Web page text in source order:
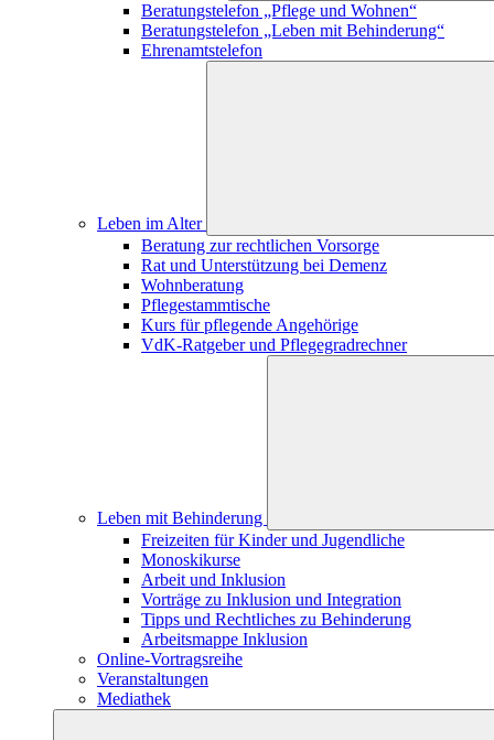
Beratungstelefon „Pflege und Wohnen“
Beratungstelefon „Leben mit Behinderung“
Ehrenamtstelefon
Leben im Alter
Beratung zur rechtlichen Vorsorge
Rat und Unterstützung bei Demenz
Wohnberatung
Pflegestammtische
Kurs für pflegende Angehörige
VdK-Ratgeber und Pflegegradrechner
Leben mit Behinderung
Freizeiten für Kinder und Jugendliche
Monoskikurse
Arbeit und Inklusion
Vorträge zu Inklusion und Integration
Tipps und Rechtliches zu Behinderung
Arbeitsmappe Inklusion
Online-Vortragsreihe
Veranstaltungen
Mediathek